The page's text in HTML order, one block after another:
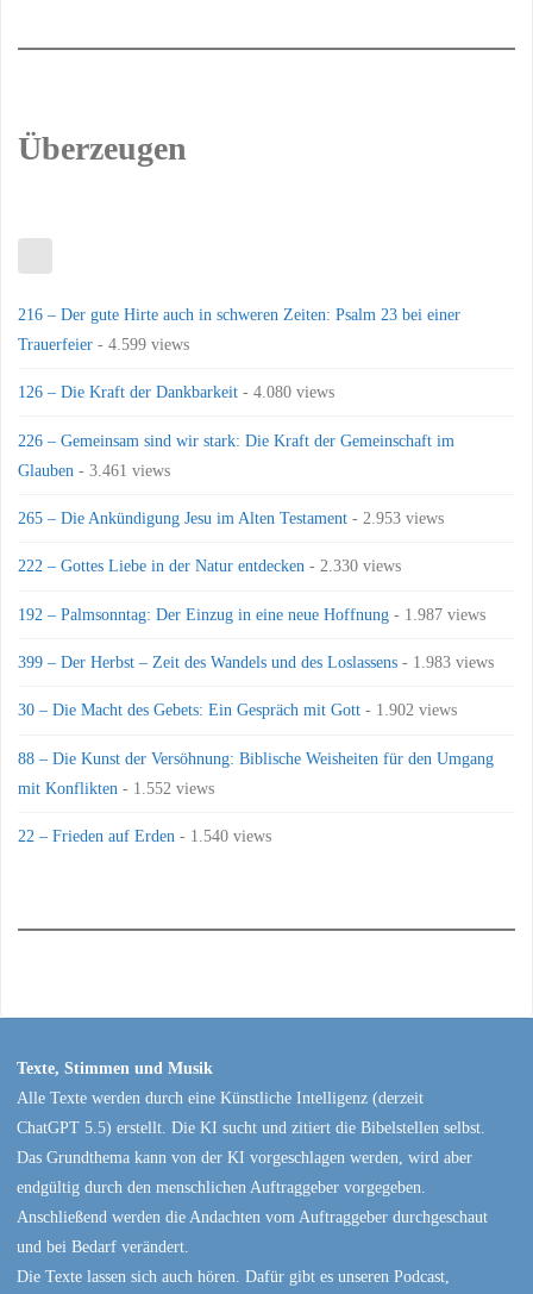
Überzeugen
216 – Der gute Hirte auch in schweren Zeiten: Psalm 23 bei einer
Trauerfeier - 4.599 views
126 – Die Kraft der Dankbarkeit - 4.080 views
226 – Gemeinsam sind wir stark: Die Kraft der Gemeinschaft im
Glauben - 3.461 views
265 – Die Ankündigung Jesu im Alten Testament - 2.953 views
222 – Gottes Liebe in der Natur entdecken - 2.330 views
192 – Palmsonntag: Der Einzug in eine neue Hoffnung - 1.987 views
399 – Der Herbst – Zeit des Wandels und des Loslassens - 1.983 views
30 – Die Macht des Gebets: Ein Gespräch mit Gott - 1.902 views
88 – Die Kunst der Versöhnung: Biblische Weisheiten für den Umgang
mit Konflikten - 1.552 views
22 – Frieden auf Erden - 1.540 views
Texte, Stimmen und Musik
Alle Texte werden durch eine Künstliche Intelligenz (derzeit
ChatGPT 5.5) erstellt. Die KI sucht und zitiert die Bibelstellen selbst.
Das Grundthema kann von der KI vorgeschlagen werden, wird aber
endgültig durch den menschlichen Auftraggeber vorgegeben.
Anschließend werden die Andachten vom Auftraggeber durchgeschaut
und bei Bedarf verändert.
Die Texte lassen sich auch hören. Dafür gibt es unseren Podcast,